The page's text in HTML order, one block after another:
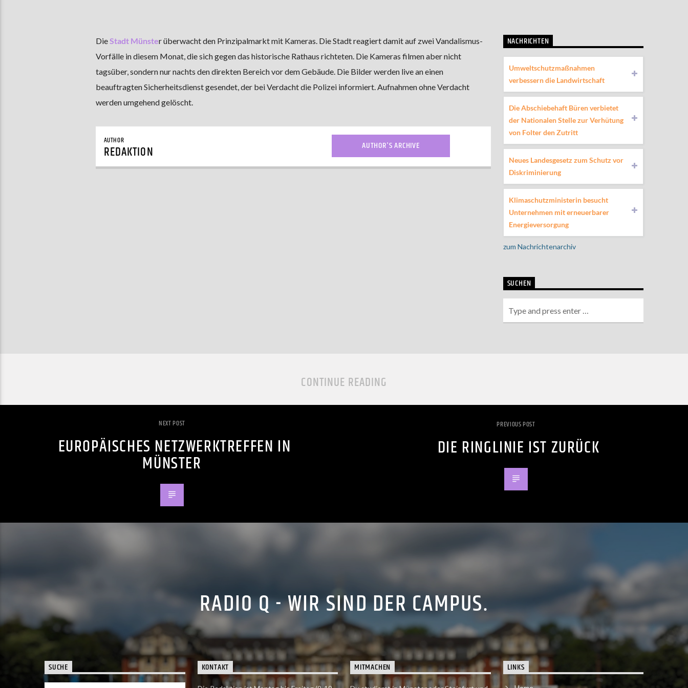
DieStadt Münster überwacht den Prinzipalmarkt mit Kameras. Die Stadt reagiert damit auf zwei Vandalismus-
Vorfälle in diesem Monat, die sich gegen das historische Rathaus richteten. Die Kameras filmen aber nicht
tagsüber, sondern nur nachts den direkten Bereich vor dem Gebäude. Die Bilder werden live an einen
beauftragten Sicherheitsdienst gesendet, der bei Verdacht die Polizei informiert. Aufnahmen ohne Verdacht
werden umgehend gelöscht.
AUTHOR
REDAKTION AUTHOR'S ARCHIVE
NACHRICHTEN
Umweltschutzmaßnahmen
verbessern die Landwirtschaft
Die Abschiebehaft Büren verbietet
der Nationalen Stelle zur Verhütung
von Folter den Zutritt
Neues Landesgesetz zum Schutz vor
Diskriminierung
Klimaschutzministerin besucht
Unternehmen mit erneuerbarer
Energieversorgung
zum Nachrichtenarchiv
SUCHEN
CONTINUE READING
NEXT POST
EUROPÄISCHES NETZWERKTREFFEN IN
MÜNSTER
PREVIOUS POST
DIE RINGLINIE IST ZURÜCK
RADIO Q - WIR SIND DER CAMPUS.
SUCHE KONTAKT MITMACHEN LINKS